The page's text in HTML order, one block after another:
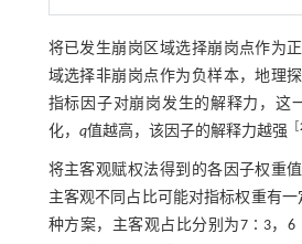
将已发生崩岗区域选择崩岗点作为
域选择非崩岗点作为负样本，地理
指标因子对崩岗发生的解释力，这
化， q值越高，该因子的解释力越强
将主客观赋权法得到的各因子权重
主客观不同占比可能对指标权重有
种方案，主客观占比分别为7∶3，